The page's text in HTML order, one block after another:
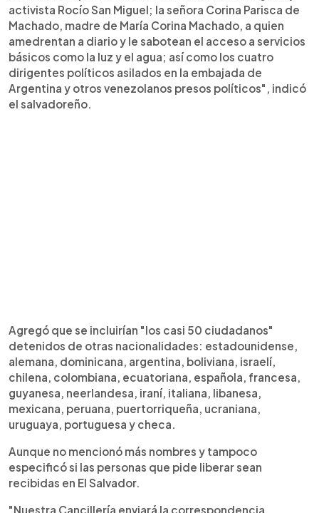
activista Rocío San Miguel; la señora Corina Parisca de
Machado, madre de María Corina Machado, a quien
amedrentan a diario y le sabotean el acceso a servicios
básicos como la luz y el agua; así como los cuatro
dirigentes políticos asilados en la embajada de
Argentina y otros venezolanos presos políticos", indicó
el salvadoreño.
Agregó que se incluirían "los casi 50 ciudadanos"
detenidos de otras nacionalidades: estadounidense,
alemana, dominicana, argentina, boliviana, israelí,
chilena, colombiana, ecuatoriana, española, francesa,
guyanesa, neerlandesa, iraní, italiana, libanesa,
mexicana, peruana, puertorriqueña, ucraniana,
uruguaya, portuguesa y checa.
Aunque no mencionó más nombres y tampoco
especificó si las personas que pide liberar sean
recibidas en El Salvador.
"Nuestra Cancillería enviará la correspondencia